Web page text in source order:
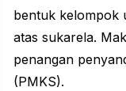
bentuk kelompok
atas sukarela.
penangan
(PMKS).